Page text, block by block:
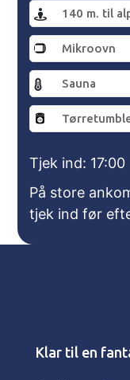
140 m. til
Mikroovn
Sauna
Tjek ind: 17:00
På store
tjek ind før
Klar til en